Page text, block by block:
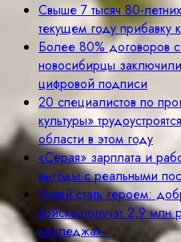
Свыше 7 тысяч 80-
текущем году
Более 80% договоров
новосибирцы
цифровой подписи
20 специалистов по
культуры»
области в этом году
«Серая» зарплата и
выгоды с реальными
Успей стать героем:
войска получат 2,9 млн
колледжах